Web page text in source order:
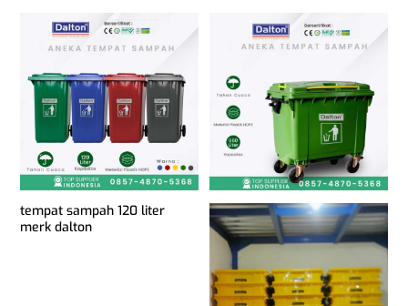
tempat sampah 120 liter
merk dalton